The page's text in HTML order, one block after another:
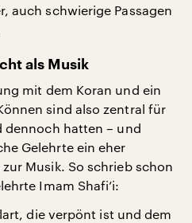
auch schwierige Passagen
als Musik
mit dem Koran und ein
sind also zentral für
dennoch hatten – und
Gelehrte ein eher
Musik. So schrieb schon
Imam Shafi’i:
die verpönt ist und dem